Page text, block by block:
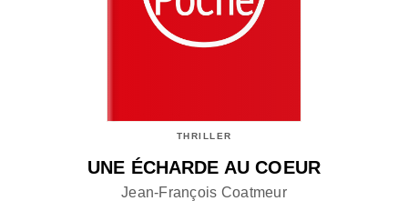
THRILLER
UNE ÉCHARDE AU COEUR
Jean-François Coatmeur